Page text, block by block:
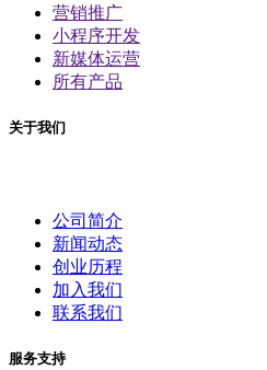
营销推广
小程序开发
新媒体运营
所有产品
关于我们
公司简介
新闻动态
创业历程
加入我们
联系我们
服务支持